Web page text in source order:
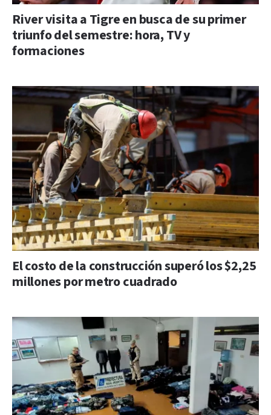
River visita a Tigre en busca de su primer
triunfo del semestre: hora, TV y
formaciones
El costo de la construcción superó los $2,25
millones por metro cuadrado